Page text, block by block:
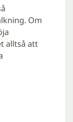
Om
alltså att